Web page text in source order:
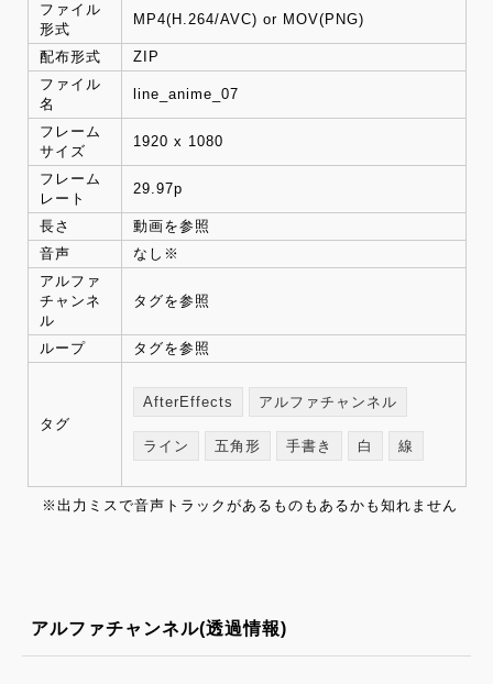
ファイル
形式
MP4(H.264/AVC) or MOV(PNG)
配布形式
ZIP
ファイル
名
line_anime_07
フレーム
サイズ
1920 x 1080
フレーム
レート
29.97p
長さ
動画を参照
音声
なし※
アルファ
チャンネ
ル
タグを参照
ループ タグを参照
タグ
AfterEffects アルファチャンネル
ライン 五角形 手書き 白 線
※出力ミスで音声トラックがあるものもあるかも知れません
アルファチャンネル(透過情報)